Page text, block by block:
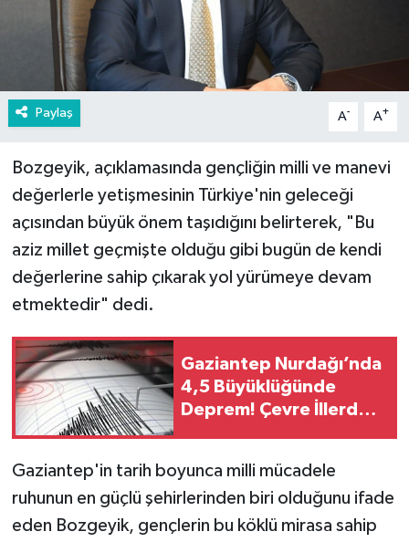
Paylaş A- A+
Bozgeyik, açıklamasında gençliğin milli ve manevi
değerlerle yetişmesinin Türkiye'nin geleceği
açısından büyük önem taşıdığını belirterek, "Bu
aziz millet geçmişte olduğu gibi bugün de kendi
değerlerine sahip çıkarak yol yürümeye devam
etmektedir" dedi.
Gaziantep Nurdağı’nda
4,5 Büyüklüğünde
Deprem! Çevre İllerde
Gaziantep'in tarih boyunca milli mücadele
ruhunun en güçlü şehirlerinden biri olduğunu ifade
eden Bozgeyik, gençlerin bu köklü mirasa sahip